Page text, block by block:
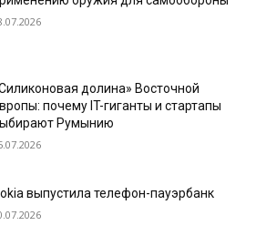
долина» Восточной
почему IT-гиганты и стартапы
Румынию
выпустила телефон-пауэрбанк